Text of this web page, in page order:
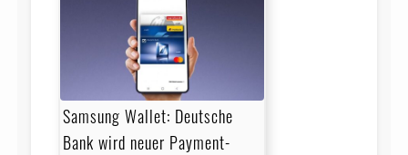
Samsung Wallet: Deutsche
Bank wird neuer Payment-